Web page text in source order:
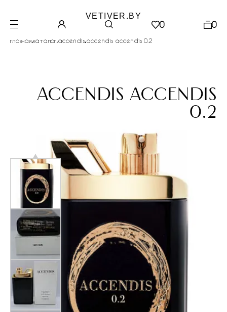
VETIVER.BY
0 0
главная.каталог.accendis.accendis accendis 0.2
accendis accendis
0.2